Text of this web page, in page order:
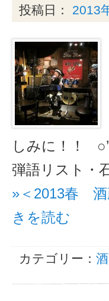
投稿日： 2013
しみに！！
弾語リスト・
»＜2013春
きを読む
カテゴリー：